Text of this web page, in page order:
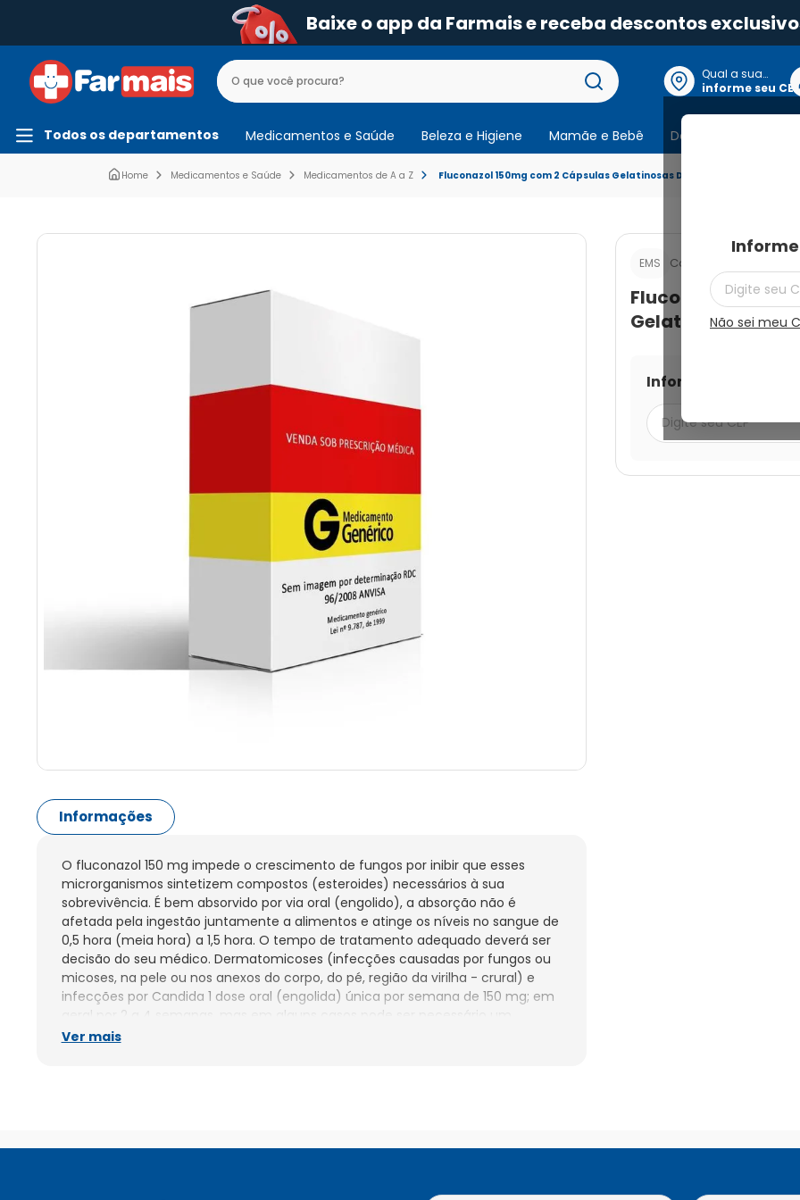
Baixe o app da Farmais e receba descontos
Qual a sua
localização?
informe seu CEP
Não sei meu
Todos os departamentos Medicamentos e Saúde Beleza e Higiene Mamãe e Bebê Dermocosmeticos
Medicamentos e Saúde Medicamentos de A a Z Fluconazol 150mg com 2 Cápsulas Gelatinosas Duras
Informações
O fluconazol 150 mg impede o crescimento de fungos por inibir que esses
microrganismos sintetizem compostos (esteroides) necessários à sua
sobrevivência. É bem absorvido por via oral (engolido), a absorção não é
afetada pela ingestão juntamente a alimentos e atinge os níveis no sangue de
0,5 hora (meia hora) a 1,5 hora. O tempo de tratamento adequado deverá ser
decisão do seu médico. Dermatomicoses (infecções causadas por fungos ou
micoses, na pele ou nos anexos do corpo, do pé, região da virilha - crural) e
infecções por Candida 1 dose oral (engolida) única por semana de 150 mg; em
geral por 2 a 4 semanas, mas em alguns casos pode ser necessário um
tratamento de até 6 semanas. Tinea ungueal (micose da unha ou
Candida) e balanite (infecção fúngica da região conhecida popularmente
Ver mais
EMS Cod.:
Fluconazol
Gelatinosas Duras
Informe seu CEP